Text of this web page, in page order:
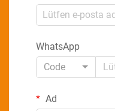
WhatsApp
Code
Ad